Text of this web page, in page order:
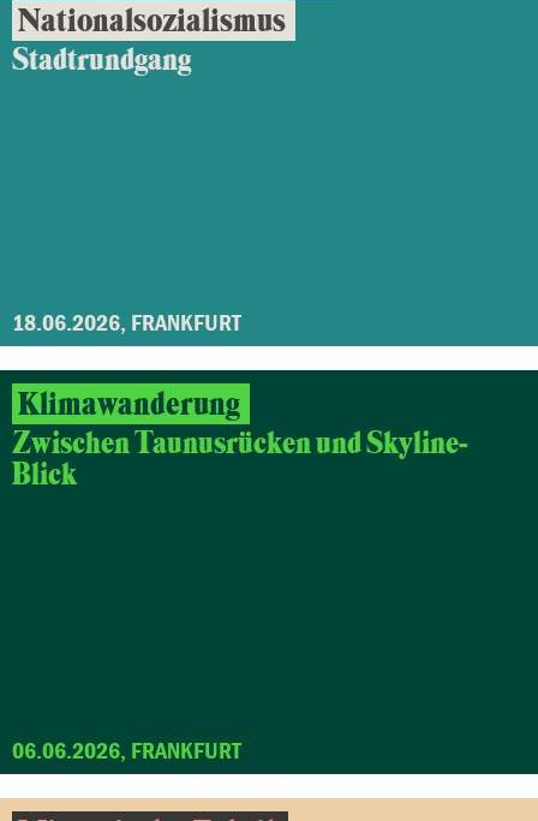
Nationalsozialismus
Stadtrundgang
18.06.2026, FRANKFURT
Klimawanderung
Zwischen Taunusrücken und Skyline-
Blick
06.06.2026, FRANKFURT